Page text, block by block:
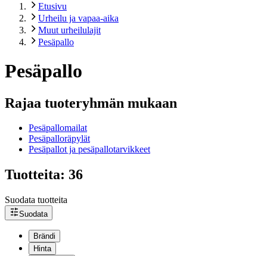
Etusivu
Urheilu ja vapaa-aika
Muut urheilulajit
Pesäpallo
Pesäpallo
Rajaa tuoteryhmän mukaan
Pesäpallomailat
Pesäpalloräpylät
Pesäpallot ja pesäpallotarvikkeet
Tuotteita: 36
Suodata tuotteita
Suodata
Brändi
Hinta